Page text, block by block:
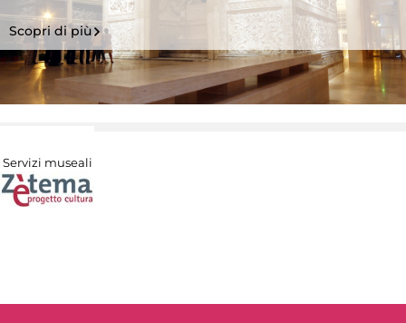
Scopri di più
Servizi museali